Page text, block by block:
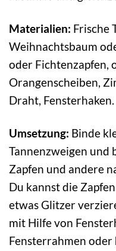
Materialien: Frische
Weihnachtsbaum
oder Fichtenzapfen,
Orangenscheiben,
Draht, Fensterhaken.
Umsetzung: Binde
Tannenzweigen und
Zapfen und andere
Du kannst die
etwas Glitzer
mit Hilfe von
Fensterrahmen oder